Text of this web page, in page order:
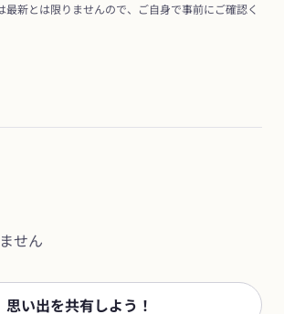
最新とは限りませんので、ご自身で事前にご確認く
せん
思い出を共有しよう！